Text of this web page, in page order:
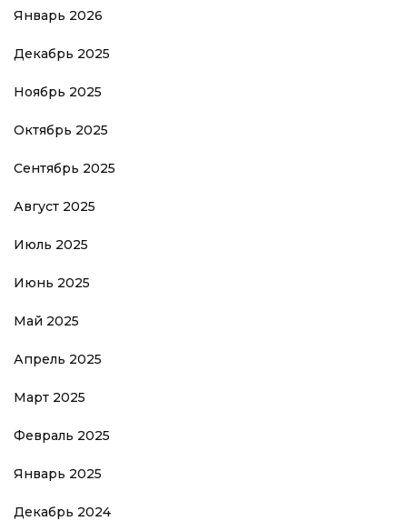
Январь 2026
Декабрь 2025
Ноябрь 2025
Октябрь 2025
Сентябрь 2025
Август 2025
Июль 2025
Июнь 2025
Май 2025
Апрель 2025
Март 2025
Февраль 2025
Январь 2025
Декабрь 2024